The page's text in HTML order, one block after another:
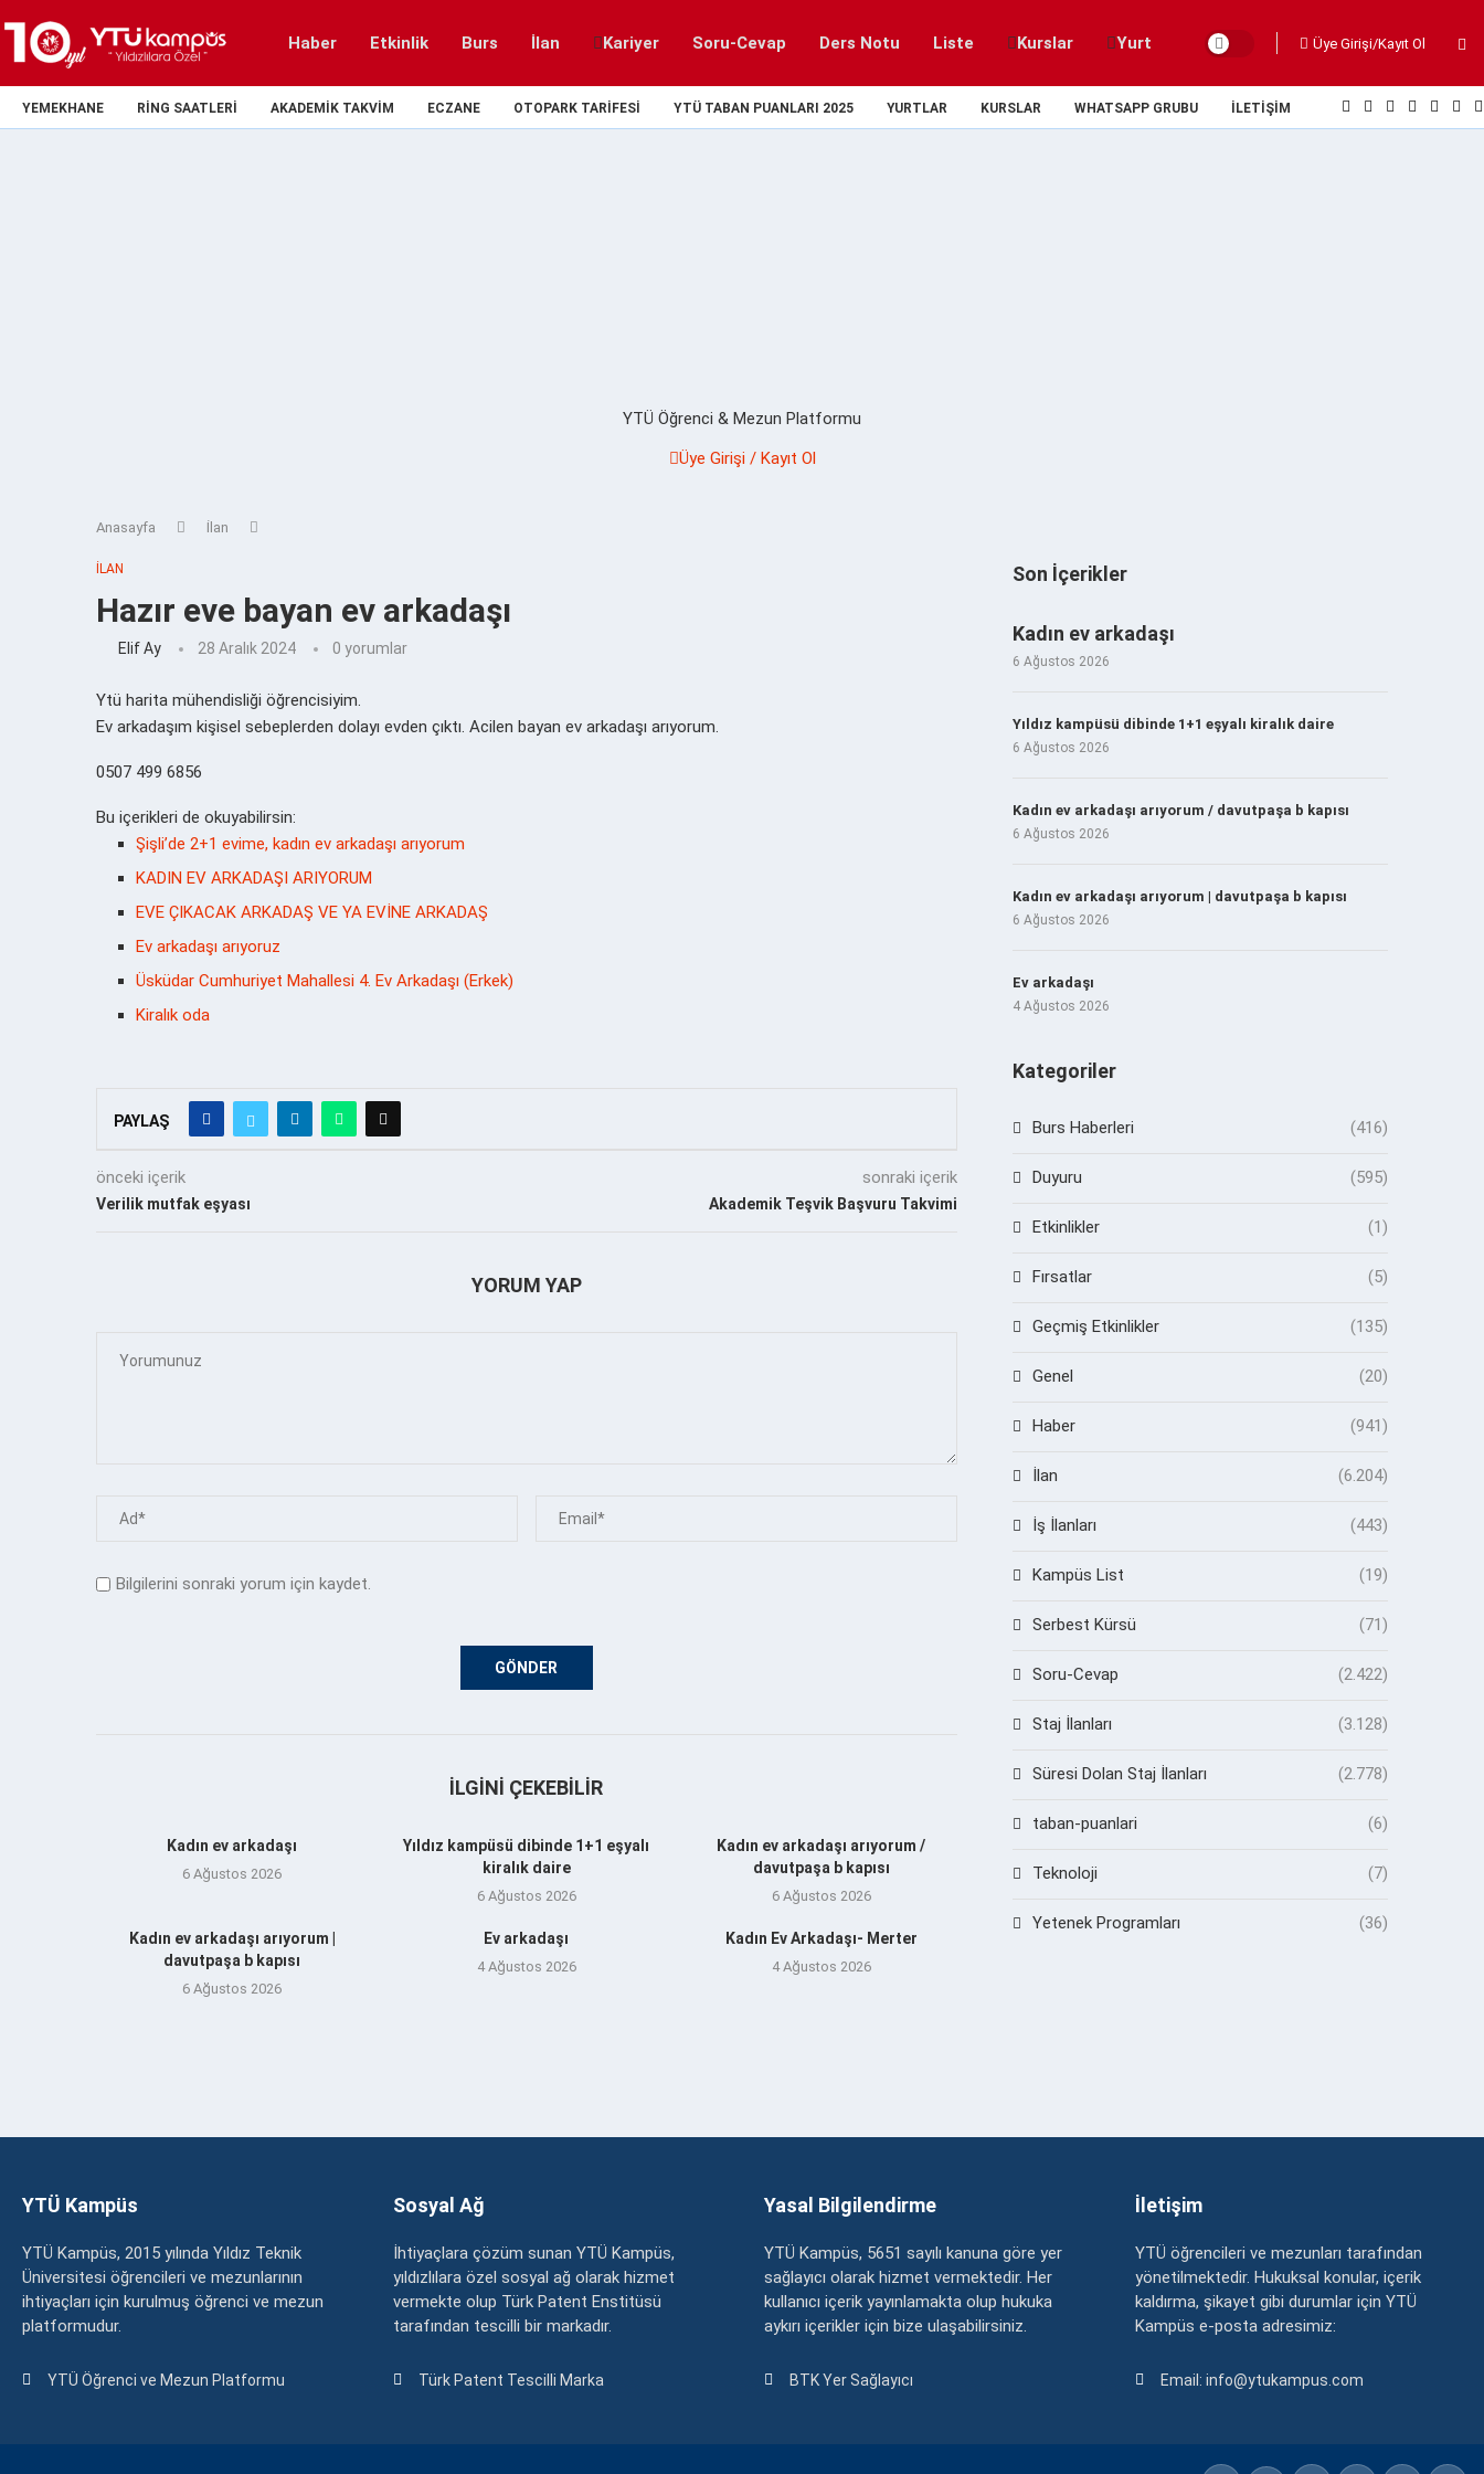
Haber Etkinlik Burs İlan Kariyer Soru-Cevap Ders Notu Liste Kurslar Yurt Üye Girişi/Kayıt Ol
YEMEKHANE RING SAATLERI AKADEMIK TAKVIM ECZANE OTOPARK TARIFESI YTÜ TABAN PUANLARI 2025 YURTLAR KURSLAR WHATSAPP GRUBU İLETIŞIM
YTÜ Öğrenci & Mezun Platformu
Üye Girişi / Kayıt Ol
Anasayfa İlan
İLAN
Hazır eve bayan ev arkadaşı
Elif Ay 28 Aralık 2024 0 yorumlar
Ytü harita mühendisliği öğrencisiyim.
Ev arkadaşım kişisel sebeplerden dolayı evden çıktı. Acilen bayan ev arkadaşı arıyorum.
0507 499 6856
Bu içerikleri de okuyabilirsin:
Şişli’de 2+1 evime, kadın ev arkadaşı arıyorum
KADIN EV ARKADAŞI ARIYORUM
EVE ÇIKACAK ARKADAŞ VE YA EVİNE ARKADAŞ
Ev arkadaşı arıyoruz
Üsküdar Cumhuriyet Mahallesi 4. Ev Arkadaşı (Erkek)
Kiralık oda
PAYLAŞ
önceki içerik
Verilik mutfak eşyası
sonraki içerik
Akademik Teşvik Başvuru Takvimi
YORUM YAP
Bilgilerini sonraki yorum için kaydet.
İLGINI ÇEKEBILIR
Kadın ev arkadaşı
6 Ağustos 2026
Yıldız kampüsü dibinde 1+1 eşyalı
kiralık daire
6 Ağustos 2026
Kadın ev arkadaşı arıyorum /
davutpaşa b kapısı
6 Ağustos 2026
Kadın ev arkadaşı arıyorum |
davutpaşa b kapısı
6 Ağustos 2026
Ev arkadaşı
4 Ağustos 2026
Kadın Ev Arkadaşı- Merter
4 Ağustos 2026
Son İçerikler
Kadın ev arkadaşı
6 Ağustos 2026
Yıldız kampüsü dibinde 1+1 eşyalı kiralık daire
6 Ağustos 2026
Kadın ev arkadaşı arıyorum / davutpaşa b kapısı
6 Ağustos 2026
Kadın ev arkadaşı arıyorum | davutpaşa b kapısı
6 Ağustos 2026
Ev arkadaşı
4 Ağustos 2026
Kategoriler
Burs Haberleri (416)
Duyuru (595)
Etkinlikler (1)
Fırsatlar (5)
Geçmiş Etkinlikler (135)
Genel (20)
Haber (941)
İlan (6.204)
İş İlanları (443)
Kampüs List (19)
Serbest Kürsü (71)
Soru-Cevap (2.422)
Staj İlanları (3.128)
Süresi Dolan Staj İlanları (2.778)
taban-puanlari (6)
Teknoloji (7)
Yetenek Programları (36)
YTÜ Kampüs
YTÜ Kampüs, 2015 yılında Yıldız Teknik
Üniversitesi öğrencileri ve mezunlarının
ihtiyaçları için kurulmuş öğrenci ve mezun
platformudur.
YTÜ Öğrenci ve Mezun Platformu
Sosyal Ağ
İhtiyaçlara çözüm sunan YTÜ Kampüs,
yıldızlılara özel sosyal ağ olarak hizmet
vermekte olup Türk Patent Enstitüsü
tarafından tescilli bir markadır.
Türk Patent Tescilli Marka
Yasal Bilgilendirme
YTÜ Kampüs, 5651 sayılı kanuna göre yer
sağlayıcı olarak hizmet vermektedir. Her
kullanıcı içerik yayınlamakta olup hukuka
aykırı içerikler için bize ulaşabilirsiniz.
BTK Yer Sağlayıcı
İletişim
YTÜ öğrencileri ve mezunları tarafından
yönetilmektedir. Hukuksal konular, içerik
kaldırma, şikayet gibi durumlar için YTÜ
Kampüs e-posta adresimiz:
Email: info@ytukampus.com